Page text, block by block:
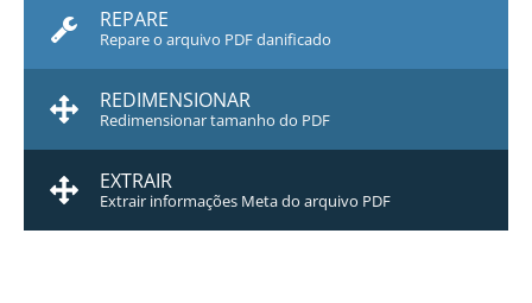
REPARE
Repare o arquivo PDF danificado
REDIMENSIONAR
Redimensionar tamanho do PDF
EXTRAIR
Extrair informações Meta do arquivo PDF